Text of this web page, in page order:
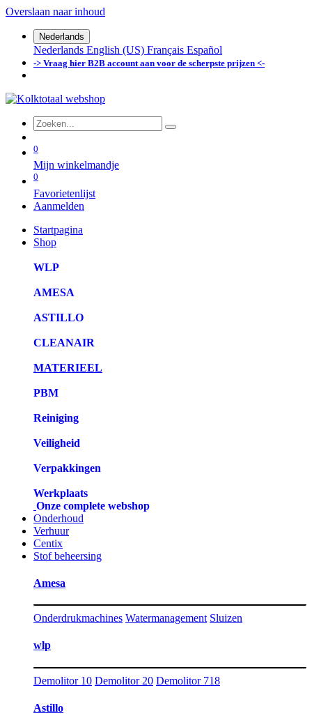
Overslaan naar inhoud
Nederlands
Nederlands English (US) Français Español
-> Vraag hier B2B account aan voor de scherpste prijzen <-
0
Mijn winkelmandje
0
Favorietenlijst
Aanmelden
Startpagina
Shop
WLP
AMESA
ASTILLO
CLEANAIR
MATERIEEL
PBM
Reiniging
Veiligheid
Verpakkingen
Werkplaats
Onze complete webshop
Onderhoud
Verhuur
Centix
Stof beheersing
Amesa
Onderdrukmachines Watermanagement Sluizen
wlp
Demolitor 10 Demolitor 20 Demolitor 718
Astillo